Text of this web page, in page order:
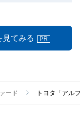
見てみる PR
ード トヨタ「アル